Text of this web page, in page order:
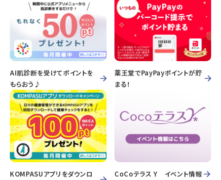
AI肌診断を受けてポイントを
もらおう♪
薬王堂でPayPayポイントが貯
まる！
KOMPASUアプリをダウンロ
CoCoテラス Y イベント情報